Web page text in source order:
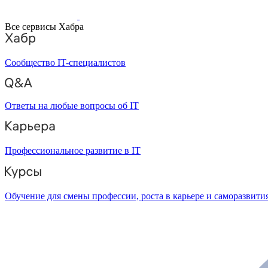
Все сервисы Хабра
Сообщество IT-специалистов
Ответы на любые вопросы об IT
Профессиональное развитие в IT
Обучение для смены профессии, роста в карьере и